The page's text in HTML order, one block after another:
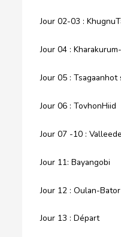
Jour 02-03 :
Jour 04 :
Jour 05 : Tsagaanhot
Jour 06 : TovhonHiid
Jour 07 -10 :
Jour 11: Bayangobi
Jour 12 : Oulan-Bator
Jour 13 : Départ